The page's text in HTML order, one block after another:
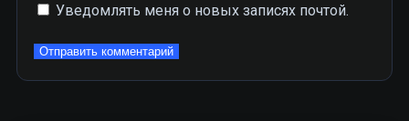
Уведомлять меня о новых записях почтой.